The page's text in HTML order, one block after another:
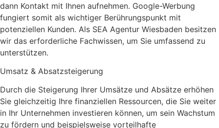
dann Kontakt mit Ihnen aufnehmen. Google-Werbung
fungiert somit als wichtiger Berührungspunkt mit
potenziellen Kunden. Als SEA Agentur Wiesbaden besitzen
wir das erforderliche Fachwissen, um Sie umfassend zu
unterstützen.
Umsatz & Absatzsteigerung
Durch die Steigerung Ihrer Umsätze und Absätze erhöhen
Sie gleichzeitig Ihre finanziellen Ressourcen, die Sie weiter
in Ihr Unternehmen investieren können, um sein Wachstum
zu fördern und beispielsweise vorteilhafte